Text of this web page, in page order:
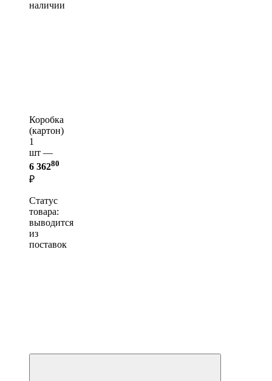
наличии
Коробка
(картон)
1
шт —
6 36280
₽
Статус
товара:
выводится
из
поставок